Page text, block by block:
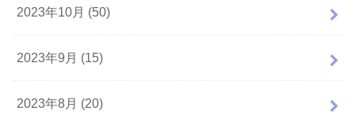
2023年10月 (50)
2023年9月 (15)
2023年8月 (20)